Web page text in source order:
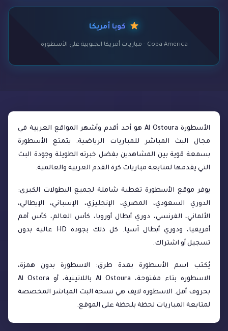
كوبا أمريكا
Copa América - مباريات أمريكا الجنوبية على الأسطورة
الأسطورة Al Ostoura هو أحد أقدم وأشهر المواقع العربية في
مجال البث المباشر للمباريات الرياضية. يتمتع الأسطورة
بسمعة قوية بين المشاهدين بفضل خبرته الطويلة وجودة البث
التي يقدمها لمتابعة مباريات كرة القدم العربية والعالمية.
يوفر موقع الأسطورة تغطية شاملة لجميع البطولات الكبرى:
الدوري السعودي، المصري، الإنجليزي، الإسباني، الإيطالي،
الألماني، الفرنسي، دوري أبطال أوروبا، كأس العالم، كأس أمم
أفريقيا، ودوري أبطال آسيا. كل ذلك بجودة HD عالية بدون
تسجيل أو اشتراك.
يُكتب اسم الأسطورة بعدة طرق: الاسطورة بدون همزة،
الاسطوره بتاء مفتوحة، Al Ostoura باللاتينية، أو Al Ostora
بحروف أقل. الاسطوره لايف هي نسخة البث المباشر المخصصة
لمتابعة المباريات لحظة بلحظة على الموقع.